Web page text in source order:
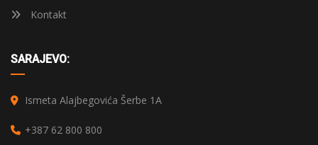
Kontakt
SARAJEVO:
Ismeta Alajbegovića Šerbe 1A
+387 62 800 800